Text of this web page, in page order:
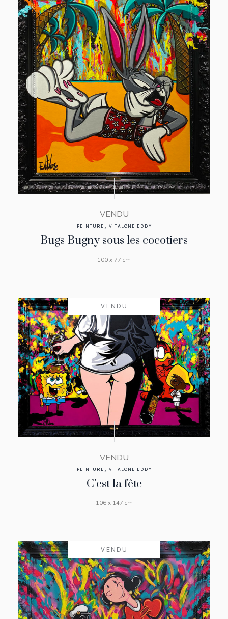
VENDU
PEINTURE , VITALONE EDDY
Bugs Bugny sous les cocotiers
100 x 77 cm
VENDU
VENDU
PEINTURE , VITALONE EDDY
C’est la fête
106 x 147 cm
VENDU